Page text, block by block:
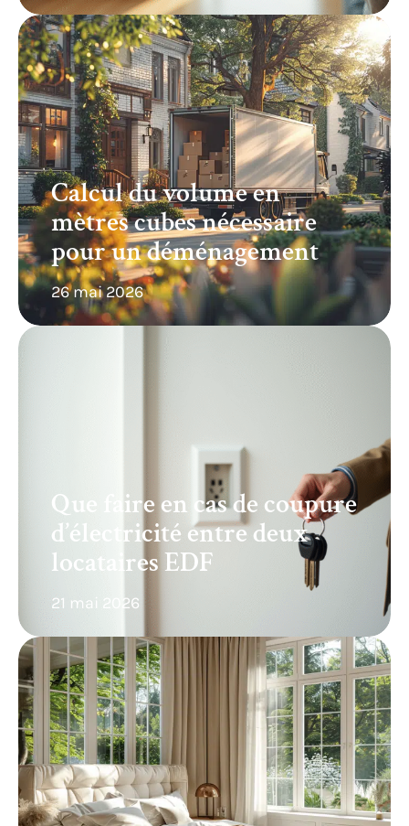
Calcul du volume en
mètres cubes nécessaire
pour un déménagement
26 mai 2026
Que faire en cas de coupure
d’électricité entre deux
locataires EDF
21 mai 2026